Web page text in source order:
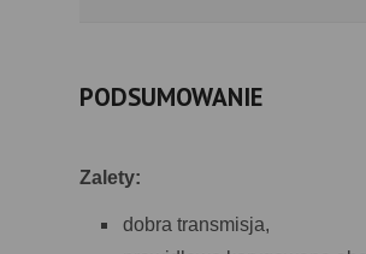
PODSUMOWANIE
Zalety:
dobra transmisja,